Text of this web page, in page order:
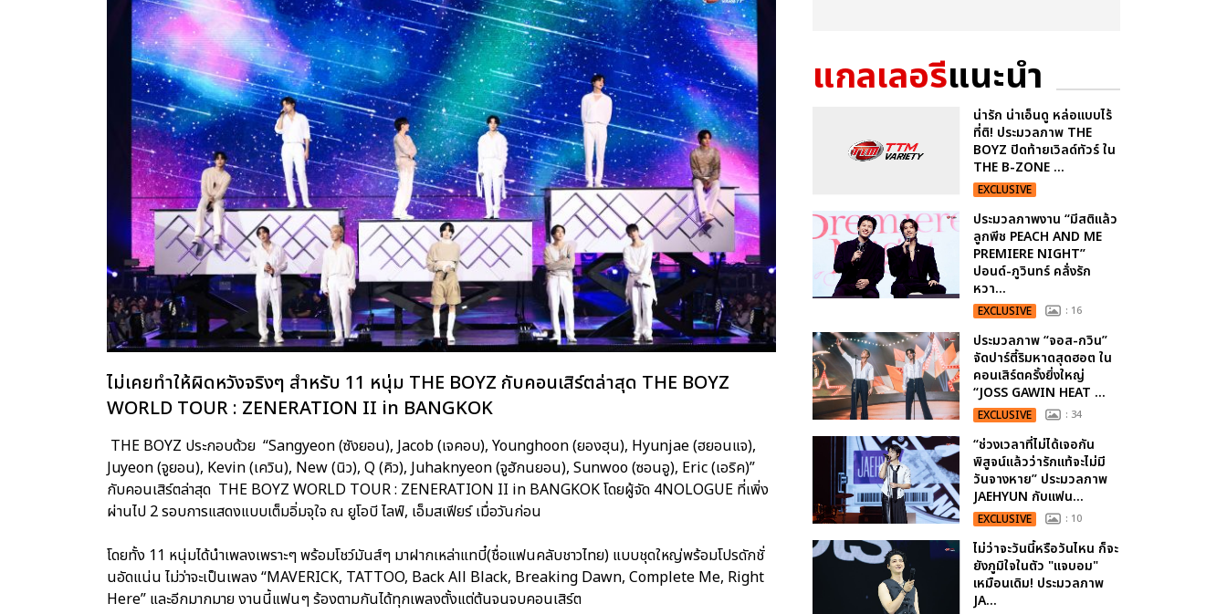
ไม่เคยทำให้ผิดหวังจริงๆ สำหรับ 11 หนุ่ม THE BOYZ กับคอนเสิร์ตล่าสุด THE BOYZ
WORLD TOUR : ZENERATION II in BANGKOK
THE BOYZ ประกอบด้วย “Sangyeon (ซังยอน), Jacob (เจคอบ), Younghoon (ยองฮุน), Hyunjae (ฮยอนแจ),
Juyeon (จูยอน), Kevin (เควิน), New (นิว), Q (คิว), Juhaknyeon (จูฮักนยอน), Sunwoo (ซอนอู), Eric (เอริค)”
กับคอนเสิร์ตล่าสุด THE BOYZ WORLD TOUR : ZENERATION II in BANGKOK โดยผู้จัด 4NOLOGUE ที่เพิ่ง
ผ่านไป 2 รอบการแสดงแบบเต็มอิ่มจุใจ ณ ยูโอบี ไลฟ์, เอ็มสเฟียร์ เมื่อวันก่อน
โดยทั้ง 11 หนุ่มได้นำเพลงเพราะๆ พร้อมโชว์มันส์ๆ มาฝากเหล่าแทบี๋(ชื่อแฟนคลับชาวไทย) แบบชุดใหญ่พร้อมโปรดักชั่
นอัดแน่น ไม่ว่าจะเป็นเพลง “MAVERICK, TATTOO, Back All Black, Breaking Dawn, Complete Me, Right
Here” และอีกมากมาย งานนี้แฟนๆ ร้องตามกันได้ทุกเพลงตั้งแต่ต้นจนจบคอนเสิร์ต
แกลเลอรีแนะนำ
น่ารัก น่าเอ็นดู หล่อแบบไร้
ที่ติ! ประมวลภาพ THE
BOYZ ปิดท้ายเวิลด์ทัวร์ ใน
THE B-ZONE ...
EXCLUSIVE
ประมวลภาพงาน “มีสติแล้ว
ลูกพีช PEACH AND ME
PREMIERE NIGHT”
ปอนด์-ภูวินทร์ คลั่งรัก
หวา...
EXCLUSIVE : 16
ประมวลภาพ “จอส-กวิน”
จัดปาร์ตี้ริมหาดสุดฮอต ใน
คอนเสิร์ตครั้งยิ่งใหญ่
“JOSS GAWIN HEAT ...
EXCLUSIVE : 34
“ช่วงเวลาที่ไม่ได้เจอกัน
พิสูจน์แล้วว่ารักแท้จะไม่มี
วันจางหาย” ประมวลภาพ
JAEHYUN กับแฟน...
EXCLUSIVE : 10
ไม่ว่าจะวันนี้หรือวันไหน ก็จะ
ยังภูมิใจในตัว "แจบอม"
เหมือนเดิม! ประมวลภาพ
JA...